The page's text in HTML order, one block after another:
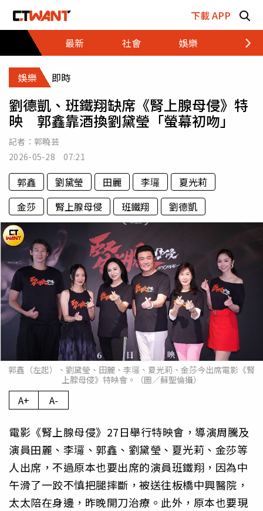
下載 APP
最新
社會 娛樂 財經
娛樂 即時
劉德凱、班鐵翔缺席《腎上腺母侵》特
映 郭鑫靠酒換劉黛瑩「螢幕初吻」
記者： 郭曉芸
2026-05-28 07:21
郭鑫 劉黛瑩 田麗 李㼈
夏光莉
金莎
腎上腺母侵 班鐵翔 劉德凱
郭鑫（左起）、劉黛瑩、田麗、李㼈、夏光莉、金莎今出席電影《腎
上腺母侵》特映會。（圖／蘇聖倫攝）
A+ A-
電影《腎上腺母侵》27日舉行特映會，導演周騰及
演員田麗、李㼈、郭鑫、劉黛瑩、夏光莉、金莎等
人出席，不過原本也要出席的演員班鐵翔，因為中
午滑了一跤不慎把腿摔斷，被送往板橋中興醫院，
太太陪在身邊，昨晚開刀治療。此外，原本也要現